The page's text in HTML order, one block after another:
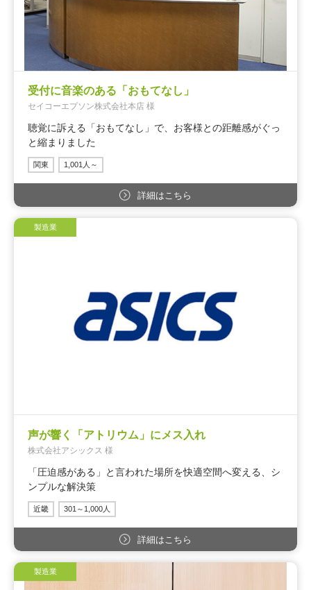
受付に音楽のある「おもてなし」
セイコーエプソン株式会社本店 様
聴覚に訴える「おもてなし」で、お客様との距離感がぐっ
と縮まりました
関東 1,001人～
詳細はこちら
製造業
声が響く「アトリウム」にメス入れ
株式会社アシックス 様
「圧迫感がある」と言われた場所を快適空間へ変える、シ
ンプルな解決策
近畿 301～1,000人
詳細はこちら
製造業